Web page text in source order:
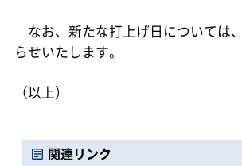
なお、新たな打上げ日については
らせいたします。
（以上）
関連リンク